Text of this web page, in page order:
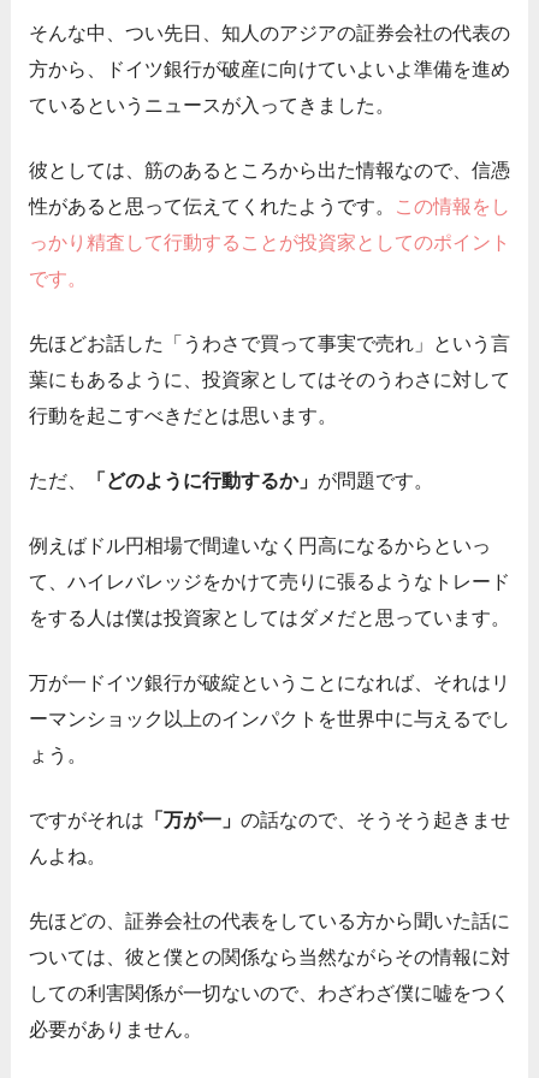
そんな中、つい先日、知人のアジアの証券会社の代表の
方から、ドイツ銀行が破産に向けていよいよ準備を進め
ているというニュースが入ってきました。
彼としては、筋のあるところから出た情報なので、信憑
性があると思って伝えてくれたようです。
この情報をし
っかり精査して行動することが投資家としてのポイント
です。
先ほどお話した「うわさで買って事実で売れ」という言
葉にもあるように、投資家としてはそのうわさに対して
行動を起こすべきだとは思います。
ただ、 「どのように行動するか」 が問題です。
例えばドル円相場で間違いなく円高になるからといっ
て、ハイレバレッジをかけて売りに張るようなトレード
をする人は僕は投資家としてはダメだと思っています。
万が一ドイツ銀行が破綻ということになれば、それはリ
ーマンショック以上のインパクトを世界中に与えるでし
ょう。
ですがそれは 「万が一」 の話なので、そうそう起きませ
んよね。
先ほどの、証券会社の代表をしている方から聞いた話に
ついては、彼と僕との関係なら当然ながらその情報に対
しての利害関係が一切ないので、わざわざ僕に嘘をつく
必要がありません。